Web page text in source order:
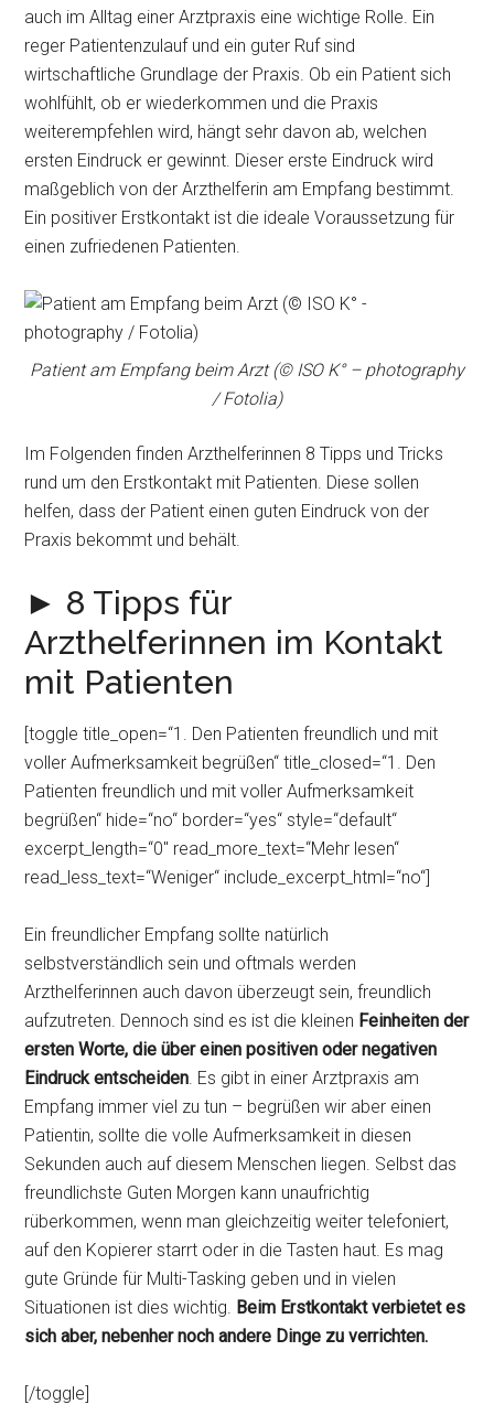
auch im Alltag einer Arztpraxis eine wichtige Rolle. Ein
reger Patientenzulauf und ein guter Ruf sind
wirtschaftliche Grundlage der Praxis. Ob ein Patient sich
wohlfühlt, ob er wiederkommen und die Praxis
weiterempfehlen wird, hängt sehr davon ab, welchen
ersten Eindruck er gewinnt. Dieser erste Eindruck wird
maßgeblich von der Arzthelferin am Empfang bestimmt.
Ein positiver Erstkontakt ist die ideale Voraussetzung für
einen zufriedenen Patienten.
Patient am Empfang beim Arzt (© ISO K° – photography
/ Fotolia)
Im Folgenden finden Arzthelferinnen 8 Tipps und Tricks
rund um den Erstkontakt mit Patienten. Diese sollen
helfen, dass der Patient einen guten Eindruck von der
Praxis bekommt und behält.
► 8 Tipps für
Arzthelferinnen im Kontakt
mit Patienten
[toggle title_open=“1. Den Patienten freundlich und mit
voller Aufmerksamkeit begrüßen“ title_closed=“1. Den
Patienten freundlich und mit voller Aufmerksamkeit
begrüßen“ hide=“no“ border=“yes“ style=“default“
excerpt_length=“0″ read_more_text=“Mehr lesen“
read_less_text=“Weniger“ include_excerpt_html=“no“]
Ein freundlicher Empfang sollte natürlich
selbstverständlich sein und oftmals werden
Arzthelferinnen auch davon überzeugt sein, freundlich
aufzutreten. Dennoch sind es ist die kleinen Feinheiten der
ersten Worte, die über einen positiven oder negativen
Eindruck entscheiden. Es gibt in einer Arztpraxis am
Empfang immer viel zu tun – begrüßen wir aber einen
Patientin, sollte die volle Aufmerksamkeit in diesen
Sekunden auch auf diesem Menschen liegen. Selbst das
freundlichste Guten Morgen kann unaufrichtig
rüberkommen, wenn man gleichzeitig weiter telefoniert,
auf den Kopierer starrt oder in die Tasten haut. Es mag
gute Gründe für Multi-Tasking geben und in vielen
Situationen ist dies wichtig. Beim Erstkontakt verbietet es
sich aber, nebenher noch andere Dinge zu verrichten.
[/toggle]